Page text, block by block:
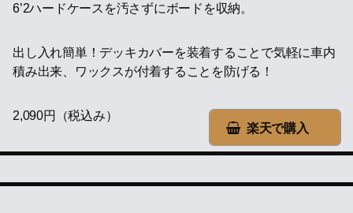
6’2ハードケースを汚さずにボードを収納。
出し入れ簡単！デッキカバーを装着することで気軽に車内
積み出来、ワックスが付着することを防げる！
楽天で購入
2,090円（税込み）